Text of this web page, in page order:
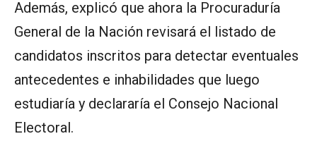
Además, explicó que ahora la Procuraduría
General de la Nación revisará el listado de
candidatos inscritos para detectar eventuales
antecedentes e inhabilidades que luego
estudiaría y declararía el Consejo Nacional
Electoral.